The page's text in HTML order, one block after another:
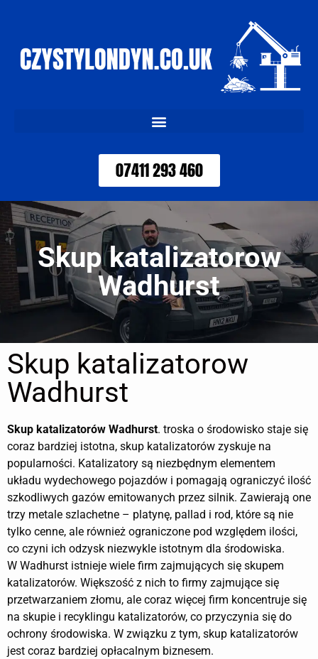
07411 293 460
Skup katalizatorow
Wadhurst
Skup katalizatorow
Wadhurst
Skup katalizatorów Wadhurst. troska o środowisko staje się
coraz bardziej istotna, skup katalizatorów zyskuje na
popularności. Katalizatory są niezbędnym elementem
układu wydechowego pojazdów i pomagają ograniczyć ilość
szkodliwych gazów emitowanych przez silnik. Zawierają one
trzy metale szlachetne – platynę, pallad i rod, które są nie
tylko cenne, ale również ograniczone pod względem ilości,
co czyni ich odzysk niezwykle istotnym dla środowiska.
W Wadhurst istnieje wiele firm zajmujących się skupem
katalizatorów. Większość z nich to firmy zajmujące się
przetwarzaniem złomu, ale coraz więcej firm koncentruje się
na skupie i recyklingu katalizatorów, co przyczynia się do
ochrony środowiska. W związku z tym, skup katalizatorów
jest coraz bardziej opłacalnym biznesem.